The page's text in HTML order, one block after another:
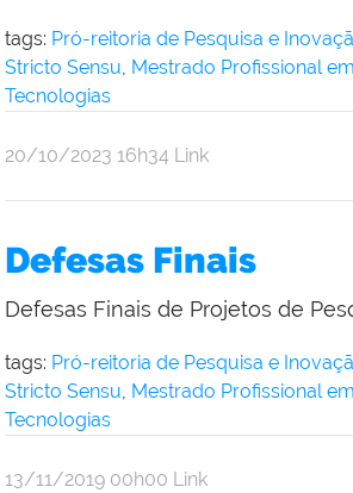
tags: Pró-reitoria de Pesquisa e
Stricto Sensu, Mestrado Profissional
Tecnologias
por
publicado
20/10/2023 16h34 Link
Defesas Finais
Defesas Finais de Projetos de
tags: Pró-reitoria de Pesquisa e
Stricto Sensu, Mestrado Profissional
Tecnologias
por
publicado
13/11/2019 00h00 Link